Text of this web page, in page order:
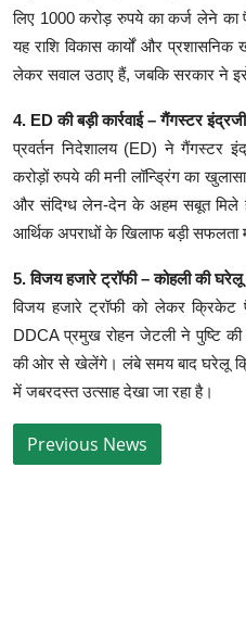
लिए 1000 करोड़ रुपये का कर्ज लेने का
यह राशि विकास कार्यों और
लेकर सवाल उठाए हैं, जबकि सरकार ने इसे
4. ED की बड़ी कार्रवाई – गैंगस्टर
प्रवर्तन निदेशालय (ED) ने गैंगस्टर
करोड़ों रुपये की मनी लॉन्ड्रिंग का
और संदिग्ध लेन-देन के अहम सबूत मिले
आर्थिक अपराधों के खिलाफ बड़ी सफलता
5. विजय हजारे ट्रॉफी – कोहली की
विजय हजारे ट्रॉफी को लेकर
DDCA प्रमुख रोहन जेटली ने पुष्टि की
की ओर से खेलेंगे। लंबे समय बाद घरेलू
में जबरदस्त उत्साह देखा जा रहा है।